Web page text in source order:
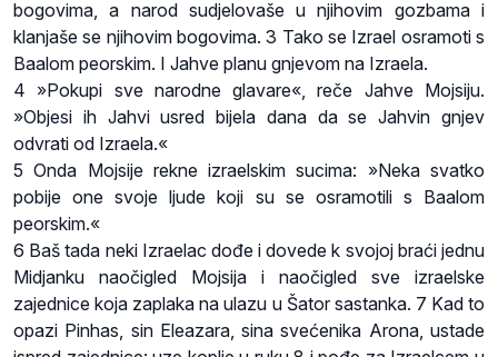
bogovima, a narod sudjelovaše u njihovim gozbama i
klanjaše se njihovim bogovima. 3 Tako se Izrael osramoti s
Baalom peorskim. I Jahve planu gnjevom na Izraela.
4 »Pokupi sve narodne glavare«, reče Jahve Mojsiju.
»Objesi ih Jahvi usred bijela dana da se Jahvin gnjev
odvrati od Izraela.«
5 Onda Mojsije rekne izraelskim sucima: »Neka svatko
pobije one svoje ljude koji su se osramotili s Baalom
peorskim.«
6 Baš tada neki Izraelac dođe i dovede k svojoj braći jednu
Midjanku naočigled Mojsija i naočigled sve izraelske
zajednice koja zaplaka na ulazu u Šator sastanka. 7 Kad to
opazi Pinhas, sin Eleazara, sina svećenika Arona, ustade